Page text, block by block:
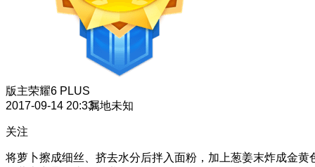
版主荣耀6 PLUS
2017-09-14 20:33属地未知
关注
将萝卜擦成细丝、挤去水分后拌入面粉，加上葱姜末炸成金黄